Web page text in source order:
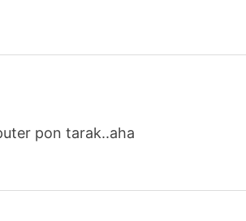
pon tarak..aha